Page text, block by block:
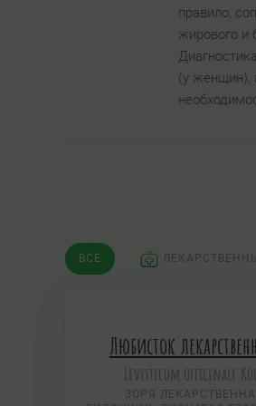
правило,
жирового и
(у женщин),
ВСЕ
Любисток
Levisticum officinale
ЗОРЯ